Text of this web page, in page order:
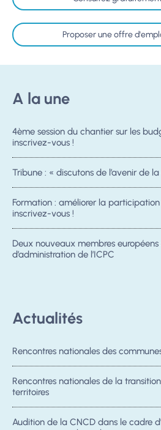
Proposer une offre
A la une
4ème session du chantier sur les
inscrivez-vous !
Tribune : « discutons de l’avenir de
Formation : améliorer la participation
inscrivez-vous !
Deux nouveaux membres européens
d’administration de l’ICPC
Actualités
Rencontres nationales des
Rencontres nationales de la
territoires
Audition de la CNCD dans le cadre